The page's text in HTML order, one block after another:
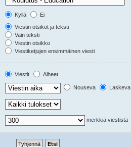
Kyllä
Ei
Viestin otsikot ja teksti
Vain teksti
Viestin otsikko
Viestiketjujen ensimmäinen viesti
Viestit
Aiheet
Nouseva Laskeva
merkkiä viestistä